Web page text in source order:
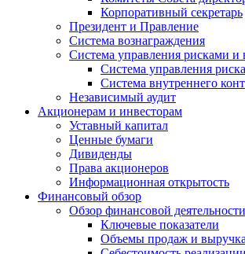
Корпоративный секретарь
Президент и Правление
Система вознаграждения
Система управления рисками и
Система управления
Система внутреннего
Независимый аудит
Акционерам и инвесторам
Уставный капитал
Ценные бумаги
Дивиденды
Права акционеров
Информационная открытость
Финансовый обзор
Обзор финансовой
Ключевые показатели
Объемы продаж и выручка